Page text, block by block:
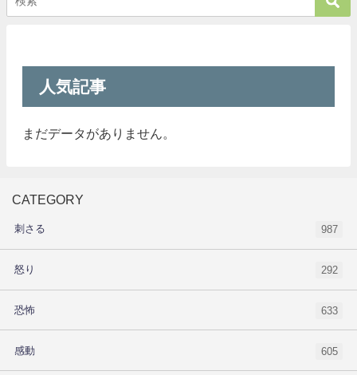
人気記事
まだデータがありません。
CATEGORY
刺さる 987
怒り 292
恐怖 633
感動 605